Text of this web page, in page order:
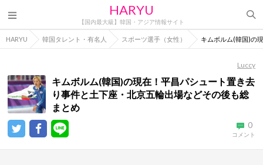
HARYU
【国内最大級】韓国・アジア情報サイト
HARYU 韓国タレント・有名人 スポーツ選手（女性） キムボルム(韓国)の
Luccy
キムボルム(韓国)の現在！平昌パシュート置き去
り事件と土下座・北京五輪出場などその後も総
まとめ
0
コメント